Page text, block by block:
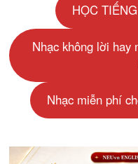
HỌC
Nhạc không lời hay
Nhạc miễn phí